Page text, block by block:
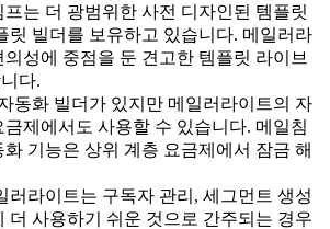
프는 더 광범위한 사전 디자인된 템플릿
릿 빌더를 보유하고 있습니다. 메일러라
성에 중점을 둔 견고한 템플릿 라이브
다.
동화 빌더가 있지만 메일러라이트의 자
금제에서도 사용할 수 있습니다. 메일침
화 기능은 상위 계층 요금제에서 잠금 해
러라이트는 구독자 관리, 세그먼트 생성
더 사용하기 쉬운 것으로 간주되는 경우